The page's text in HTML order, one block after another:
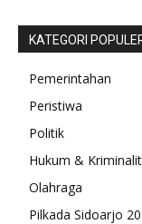
KATEGORI
Pemerintahan
Peristiwa
Politik
Hukum &
Olahraga
Pilkada Sidoarjo